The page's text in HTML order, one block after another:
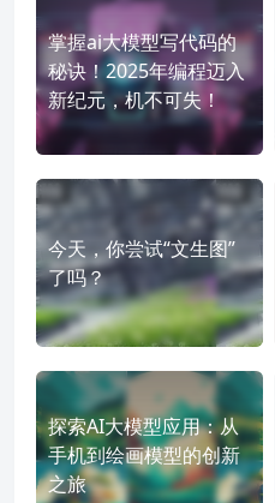
掌握ai大模型写代码的
秘诀！2025年编程迈入
新纪元，机不可失！
今天，你尝试“文生图”
了吗？
探索AI大模型应用：从
手机到绘画模型的创新
之旅